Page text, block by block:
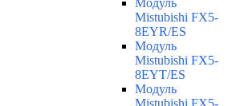
Модуль
Mistubishi FX5-
8EYR/ES
Модуль
Mistubishi FX5-
8EYT/ES
Модуль